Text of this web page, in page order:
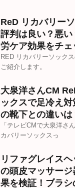
ReD リカバリー
評判は良い？悪
労ケア効果をチェ
RED リカバリーソック
ご紹介します。
大泉洋さんCM
ックスで足冷え
の靴下との違いは
「テレビCMで大泉洋さ
カバリーソックスっ
リファグレイス
の頭皮マッサー
果を検証！ブラ